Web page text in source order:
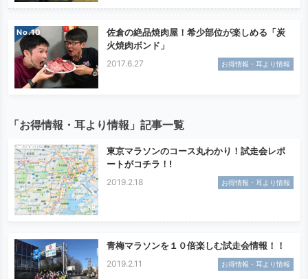
No.
佐倉の絶品焼肉屋！希少部位が楽しめる「炭
火焼肉ボンド」
2017.6.27 お得情報・耳より情報
「お得情報・耳より情報」記事一覧
東京マラソンのコース丸わかり！試走会レポ
ートがコチラ！!
2019.2.18 お得情報・耳より情報
青梅マラソンを１０倍楽しむ試走会情報！！
2019.2.11 お得情報・耳より情報